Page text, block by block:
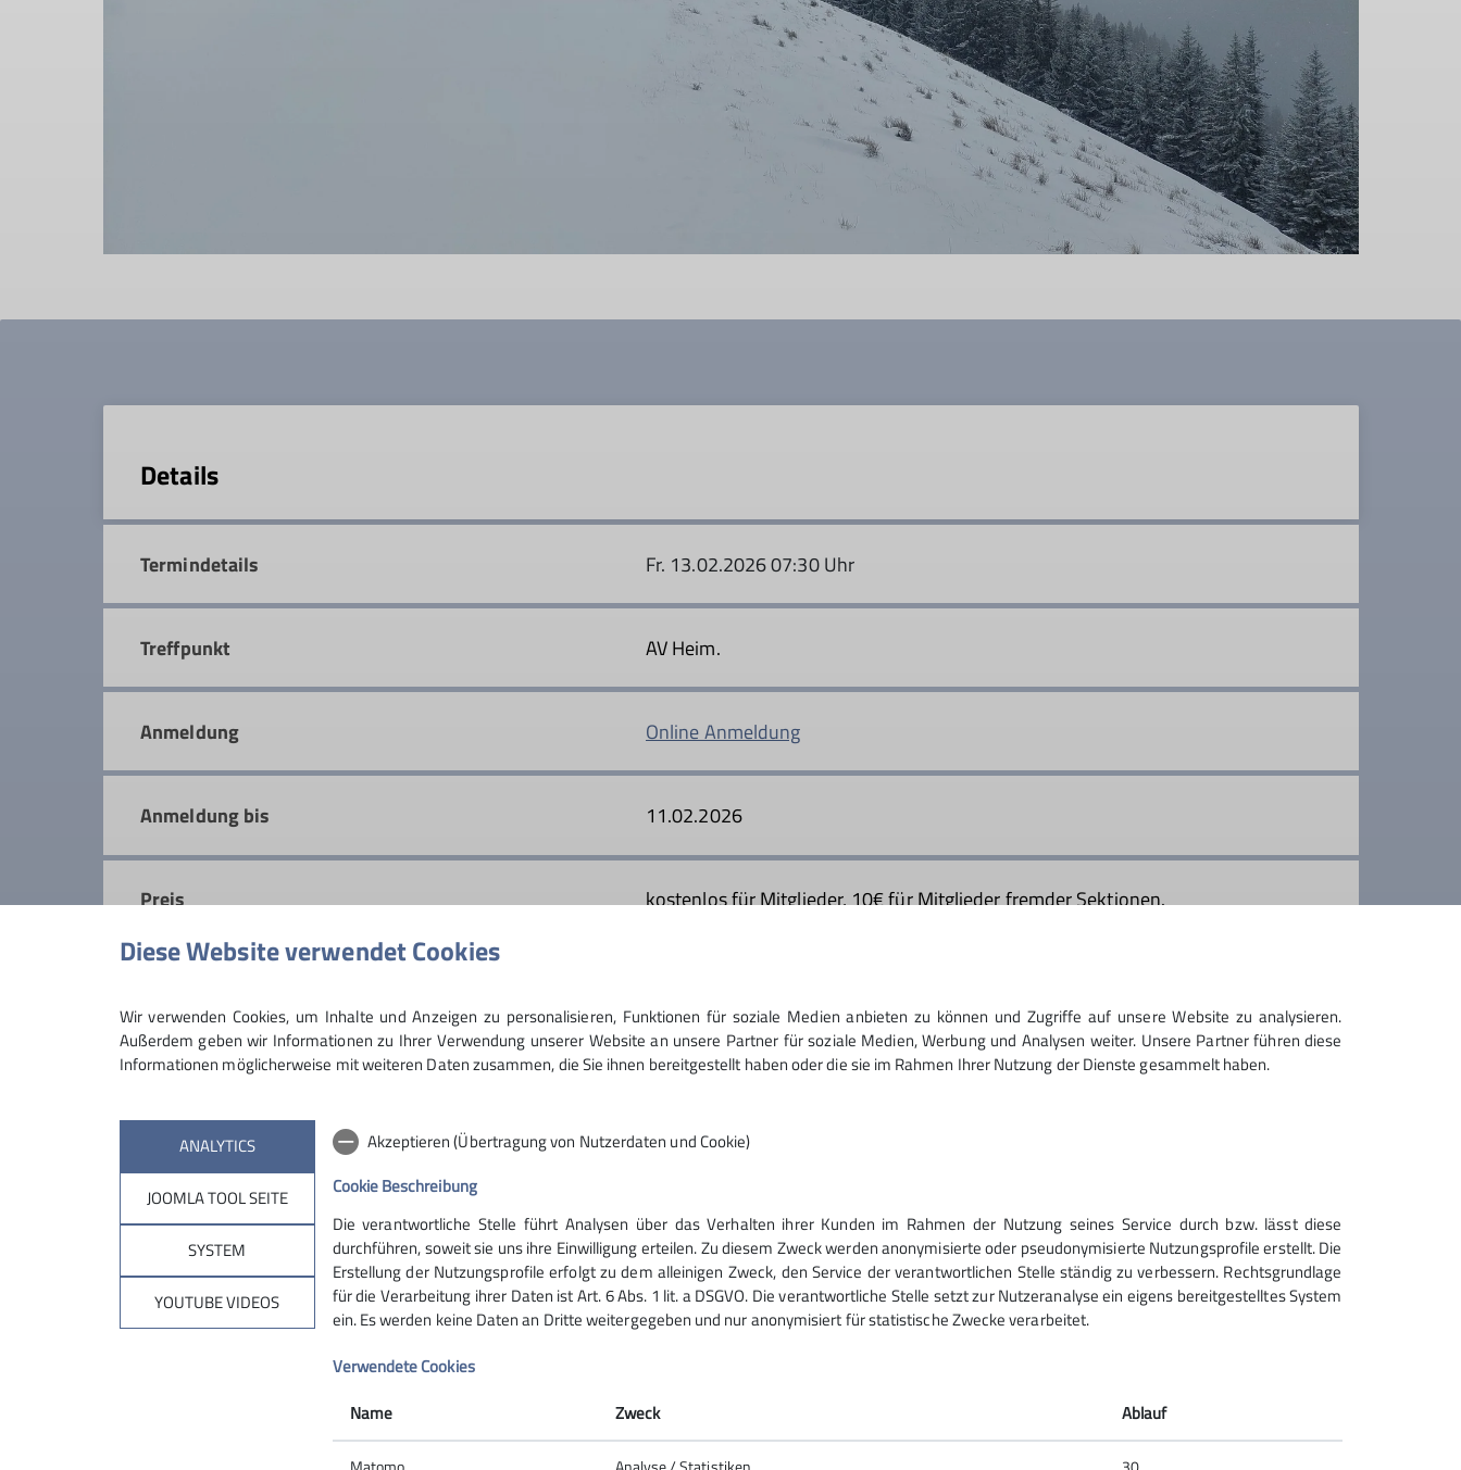
Details
Termindetails Fr. 13.02.2026 07:30 Uhr
Treffpunkt AV Heim.
Anmeldung Online Anmeldung
Anmeldung bis 11.02.2026
Preis kostenlos für Mitglieder, 10€ für Mitglieder fremder Sektionen.
Partnersektionen
Sektion Mering
Sektion Alpen.net
Services
Alpenvereinaktv - Tourenplaner
Sektion Geltendorf des
Deutschen Alpenvereins e.V.
Am Sportplatz 2
82269 Geltendorf
Kontakt
Diese Website verwendet Cookies
Wir verwenden Cookies, um Inhalte und Anzeigen zu personalisieren, Funktionen für soziale Medien anbieten zu können und Zugriffe auf unsere Website zu analysieren.
Außerdem geben wir Informationen zu Ihrer Verwendung unserer Website an unsere Partner für soziale Medien, Werbung und Analysen weiter. Unsere Partner führen diese
Informationen möglicherweise mit weiteren Daten zusammen, die Sie ihnen bereitgestellt haben oder die sie im Rahmen Ihrer Nutzung der Dienste gesammelt haben.
ANALYTICS
JOOMLA TOOL SEITE
SYSTEM
YOUTUBE VIDEOS
Akzeptieren (Übertragung von Nutzerdaten und Cookie)
Cookie Beschreibung
Die verantwortliche Stelle führt Analysen über das Verhalten ihrer Kunden im Rahmen der Nutzung seines Service durch bzw. lässt diese
durchführen, soweit sie uns ihre Einwilligung erteilen. Zu diesem Zweck werden anonymisierte oder pseudonymisierte Nutzungsprofile erstellt. Die
Erstellung der Nutzungsprofile erfolgt zu dem alleinigen Zweck, den Service der verantwortlichen Stelle ständig zu verbessern. Rechtsgrundlage
für die Verarbeitung ihrer Daten ist Art. 6 Abs. 1 lit. a DSGVO. Die verantwortliche Stelle setzt zur Nutzeranalyse ein eigens bereitgestelltes System
ein. Es werden keine Daten an Dritte weitergegeben und nur anonymisiert für statistische Zwecke verarbeitet.
Verwendete Cookies
Name
Zweck Ablauf